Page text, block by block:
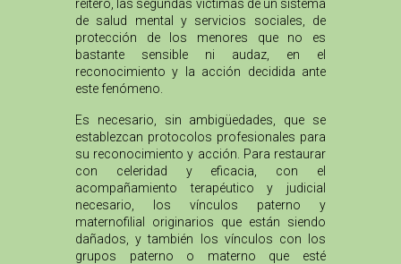
reitero, las segundas víctimas de un sistema
de salud mental y servicios sociales, de
protección de los menores que no es
bastante sensible ni audaz, en el
reconocimiento y la acción decidida ante
este fenómeno.
Es necesario, sin ambigüedades, que se
establezcan protocolos profesionales para
su reconocimiento y acción. Para restaurar
con celeridad y eficacia, con el
acompañamiento terapéutico y judicial
necesario, los vínculos paterno y
maternofilial originarios que están siendo
dañados, y también los vínculos con los
grupos paterno o materno que esté